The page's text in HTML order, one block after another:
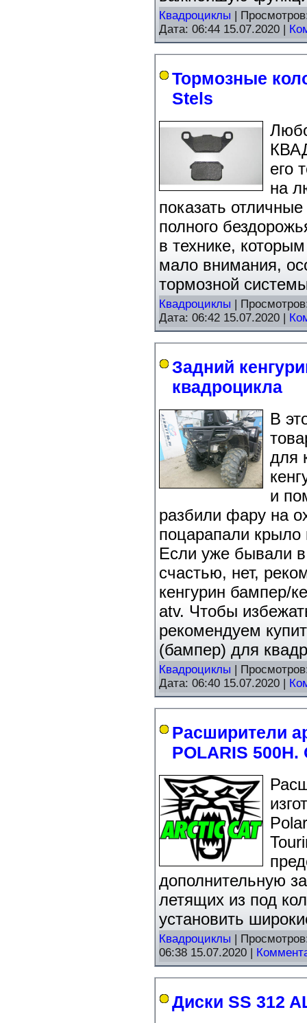
Квадроциклы |
Дата: 06:44 15.07.2020 |
Тормозные
Stels
его
на
показать
полного
в технике,
мало внимания,
тормозной
Квадроциклы |
Дата: 06:42 15.07.2020 |
Задний
квадроцикла
В
для
и
разбили фару на
поцарапали
Если уже бывали в
счастью, нет,
кенгурин бампер/
atv. Чтобы
рекомендуем
(бампер) для
Квадроциклы |
Дата: 06:40 15.07.2020 |
Расширители
POLARIS 500H.
дополнительную
летящих из под
установить
Квадроциклы |
06:38 15.07.2020 |
Диски SS 312